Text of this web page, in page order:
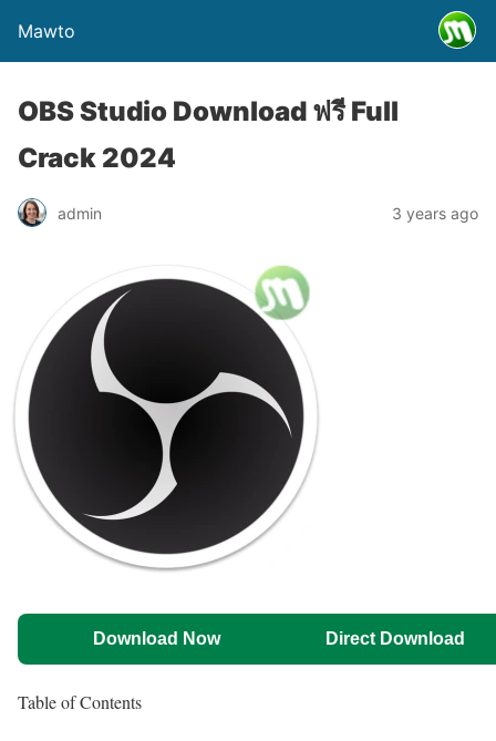
Mawto
OBS Studio Download ฟรี Full
Crack 2024
admin 3 years ago
Download Now Direct Download
Table of Contents